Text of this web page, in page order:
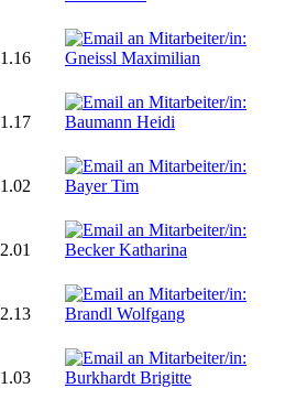
1.16
1.17
1.02
2.01
2.13
1.03